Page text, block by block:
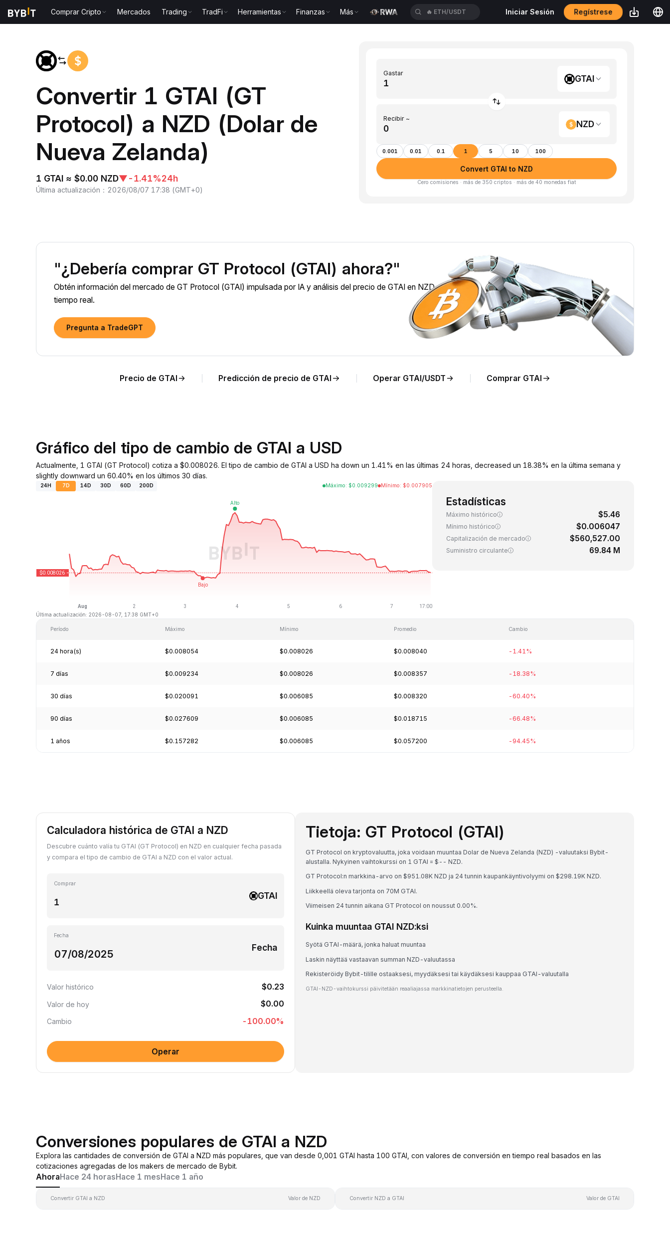
Comprar Cripto Mercados Trading TradFi Herramientas Finanzas Más 🔥 ACEUSDT Iniciar Sesión Regístrese
Convertir 1 GTAI (GT
Protocol) a NZD (Dolar de
Nueva Zelanda)
1 GTAI ≈ $0.00 NZD▼-1.41%24h
Última actualización ： 2026/08/07 17:38 (GMT+0)
Gastar
GTAI
Recibir ~
NZD
0.001 0.01 0.1 1 5 10 100
Convert GTAI to NZD
Cero comisiones · más de 350 criptos · más de 40 monedas fiat
"¿Debería comprar GT Protocol (GTAI) ahora?"
Obtén información del mercado de GT Protocol (GTAI) impulsada por IA y análisis del precio de GTAI en NZD en
tiempo real.
Pregunta a TradeGPT
Precio de GTAI Predicción de precio de GTAI Operar GTAI/USDT Comprar GTAI
Gráfico del tipo de cambio de GTAI a USD
Actualmente, 1 GTAI (GT Protocol) cotiza a $0.008026. El tipo de cambio de GTAI a USD ha down un 1.41% en las últimas 24 horas, decreased un 18.38% en la última semana y
slightly downward un 60.40% en los últimos 30 días.
24H 7D 14D 30D 60D 200D Máximo: $0.009299 Mínimo: $0.007905
Última actualización: 2026-08-07, 17:38 GMT+0
Estadísticas
Máximo histórico $5.46
Mínimo histórico $0.006047
Capitalización de mercado $560,527.00
Suministro circulante 69.84 M
Período Máximo Mínimo Promedio Cambio
24 hora(s) $0.008054 $0.008026 $0.008040 -1.41%
7 días $0.009234 $0.008026 $0.008357 -18.38%
30 días $0.020091 $0.006085 $0.008320 -60.40%
90 días $0.027609 $0.006085 $0.018715 -66.48%
1 años $0.157282 $0.006085 $0.057200 -94.45%
Calculadora histórica de GTAI a NZD
Descubre cuánto valía tu GTAI (GT Protocol) en NZD en cualquier fecha pasada
y compara el tipo de cambio de GTAI a NZD con el valor actual.
Comprar
GTAI
Fecha
Fecha
Valor histórico $0.23
Valor de hoy $0.00
Cambio -100.00%
Operar
Tietoja: GT Protocol (GTAI)
GT Protocol on kryptovaluutta, joka voidaan muuntaa Dolar de Nueva Zelanda (NZD) -valuutaksi Bybit-
alustalla. Nykyinen vaihtokurssi on 1 GTAI = $-- NZD.
GT Protocol:n markkina-arvo on $951.08K NZD ja 24 tunnin kaupankäyntivolyymi on $298.19K NZD.
Liikkeellä oleva tarjonta on 70M GTAI.
Viimeisen 24 tunnin aikana GT Protocol on noussut 0.00%.
Kuinka muuntaa GTAI NZD:ksi
Syötä GTAI-määrä, jonka haluat muuntaa
Laskin näyttää vastaavan summan NZD-valuutassa
Rekisteröidy Bybit-tilille ostaaksesi, myydäksesi tai käydäksesi kauppaa GTAI-valuutalla
GTAI-NZD-vaihtokurssi päivitetään reaaliajassa markkinatietojen perusteella.
Conversiones populares de GTAI a NZD
Explora las cantidades de conversión de GTAI a NZD más populares, que van desde 0,001 GTAI hasta 100 GTAI, con valores de conversión en tiempo real basados en las
cotizaciones agregadas de los makers de mercado de Bybit.
AhoraHace 24 horasHace 1 mesHace 1 año
Convertir GTAI a NZD Valor de NZD Convertir NZD a GTAI Valor de GTAI